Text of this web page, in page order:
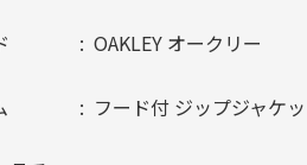
OAKLEY オークリー
フード付 ジップジャケ